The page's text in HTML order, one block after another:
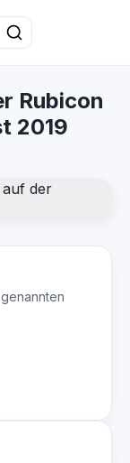
Rubicon
2019